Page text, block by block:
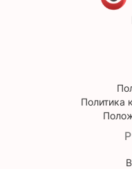
Политика